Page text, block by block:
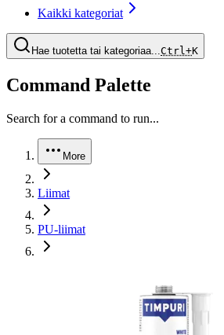
Kaikki kategoriat
Hae tuotetta tai kategoriaa...Ctrl+K
Command Palette
Search for a command to run...
More
Liimat
PU-liimat